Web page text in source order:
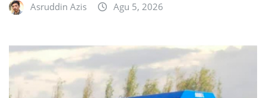
Asruddin Azis Agu 5, 2026